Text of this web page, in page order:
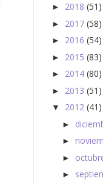
► 2018 (51)
► 2017 (58)
► 2016 (54)
► 2015 (83)
► 2014 (80)
► 2013 (51)
▼ 2012 (41)
►
►
►
►